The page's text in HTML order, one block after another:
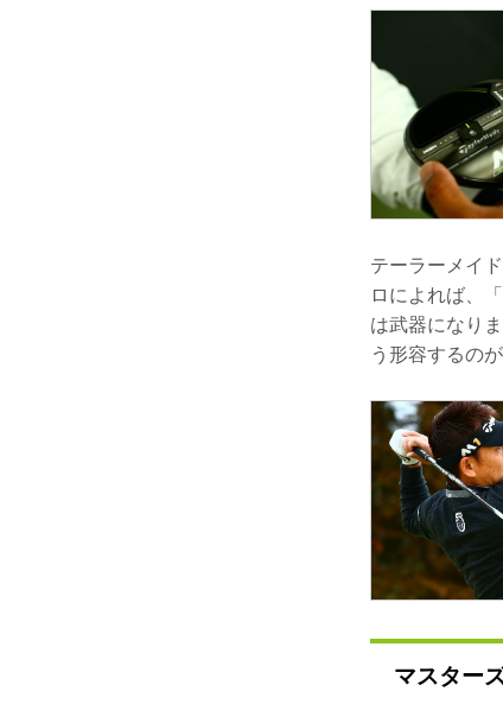
テーラーメイ
ロによれば、
は武器になり
う形容するの
マスター